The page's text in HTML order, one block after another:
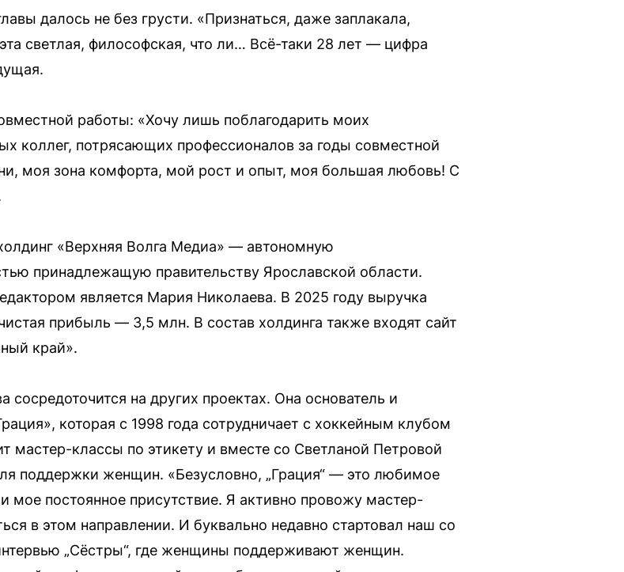
далось не без грусти. «Признаться, даже заплакала,
светлая, философская, что ли… Всё-таки 28 лет — цифра
работы: «Хочу лишь поблагодарить моих
коллег, потрясающих профессионалов за годы совместной
моя зона комфорта, мой рост и опыт, моя большая любовь! С
«Верхняя Волга Медиа» — автономную
принадлежащую правительству Ярославской области.
является Мария Николаева. В 2025 году выручка
прибыль — 3,5 млн. В состав холдинга также входят сайт
край».
на других проектах. Она основатель и
которая с 1998 года сотрудничает с хоккейным клубом
мастер-классы по этикету и вместе со Светланой Петровой
поддержки женщин. «Безусловно, „Грация“ — это любимое
постоянное присутствие. Я активно провожу мастер-
в этом направлении. И буквально недавно стартовал наш со
„Сёстры“, где женщины поддерживают женщин.